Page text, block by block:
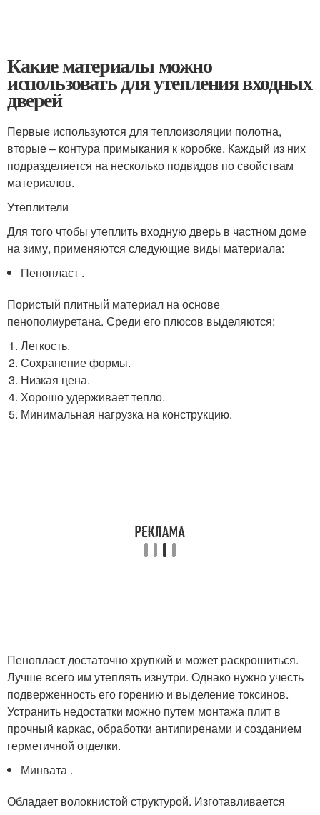
Какие материалы можно
использовать для утепления входных
дверей
Первые используются для теплоизоляции полотна,
вторые – контура примыкания к коробке. Каждый из них
подразделяется на несколько подвидов по свойствам
материалов.
Утеплители
Для того чтобы утеплить входную дверь в частном доме
на зиму, применяются следующие виды материала:
Пенопласт .
Пористый плитный материал на основе
пенополиуретана. Среди его плюсов выделяются:
Легкость.
Сохранение формы.
Низкая цена.
Хорошо удерживает тепло.
Минимальная нагрузка на конструкцию.
Пенопласт достаточно хрупкий и может раскрошиться.
Лучше всего им утеплять изнутри. Однако нужно учесть
подверженность его горению и выделение токсинов.
Устранить недостатки можно путем монтажа плит в
прочный каркас, обработки антипиренами и созданием
герметичной отделки.
Минвата .
Обладает волокнистой структурой. Изготавливается